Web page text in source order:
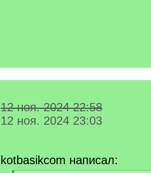
12 ноя. 2024 22:58
12 ноя. 2024 23:03
kotbasikcom написал: